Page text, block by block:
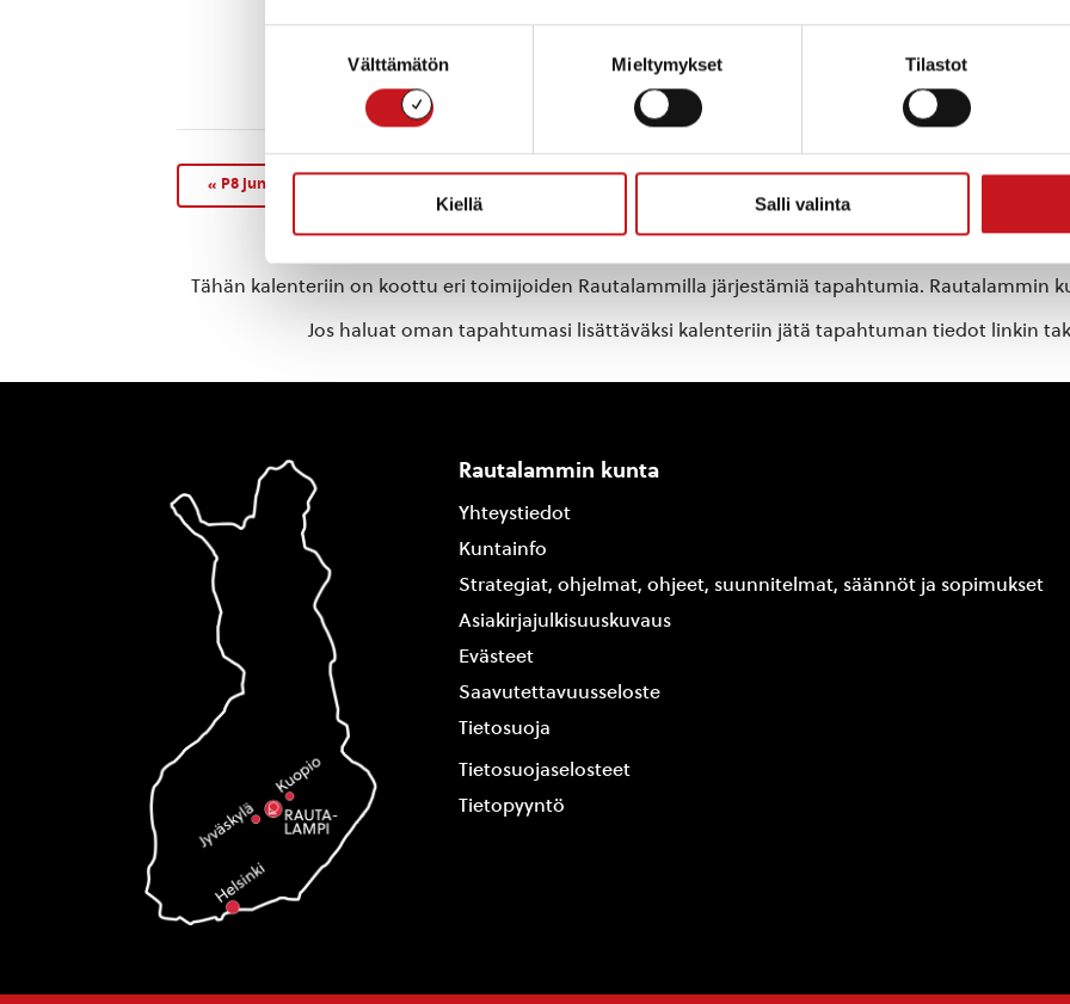
Välttämätön Mieltymykset Tilastot
Kiellä Salli valinta
« P8 junnujen jalkapalloturnaus urheilukentällä
Tähän kalenteriin on koottu eri toimijoiden Rautalammilla järjestämiä tapahtumia. Rautalammin
Jos haluat oman tapahtumasi lisättäväksi kalenteriin jätä tapahtuman tiedot linkin
Rautalammin kunta
Yhteystiedot
Kuntainfo
Strategiat, ohjelmat, ohjeet, suunnitelmat, säännöt ja sopimukset
Asiakirjajulkisuuskuvaus
Evästeet
Saavutettavuusseloste
Tietosuoja
Tietosuojaselosteet
Tietopyyntö